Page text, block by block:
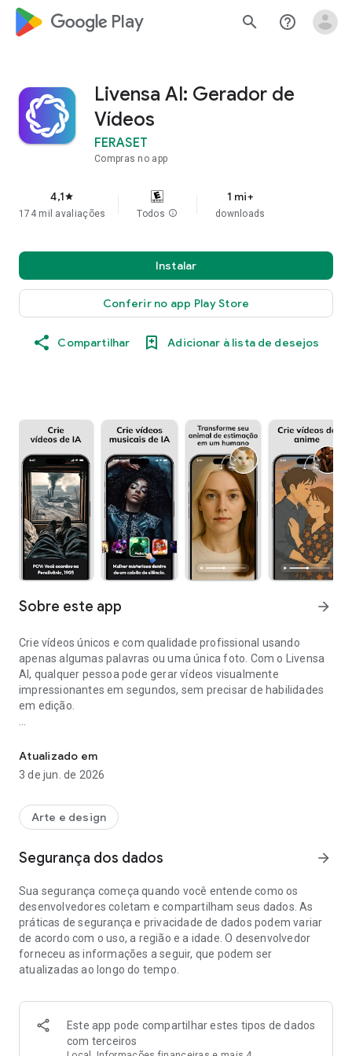
google_logo Play search help_outline
Livensa AI: Gerador de
Vídeos
FERASET
Compras no app
4,1star
174 mil avaliações Todos info
1 mi+
downloads
Instalar
Conferir no app Play Store
Compartilhar Adicionar à lista de desejos
Sobre este app arrow_forward
Crie vídeos únicos e com qualidade profissional usando
apenas algumas palavras ou uma única foto. Com o Livensa
AI, qualquer pessoa pode gerar vídeos visualmente
impressionantes em segundos, sem precisar de habilidades
em edição.
poderosa IA dará vida às suas ideias com narrativa
cinematográfica, animações vibrantes ou visuais hiper-
realistas.
O Livensa AI utiliza modelos de geração de vídeo com IA de
última geração, como o veo3 e outros, para garantir uma
Vídeos em estilo cartoon com IA: Transforme prompts em
cenas animadas no estilo anime
De pet para humano: Veja como seria seu pet como uma
pessoa
Criador de Mundo em Miniatura: Entre na tendência viral e
crie seu próprio mundo em miniatura
Texto em Vídeo: Digite algumas palavras e veja sua história
Atualizado em
3 de jun. de 2026
Arte e design
Segurança dos dados arrow_forward
Sua segurança começa quando você entende como os
desenvolvedores coletam e compartilham seus dados. As
práticas de segurança e privacidade de dados podem variar
de acordo com o uso, a região e a idade. O desenvolvedor
forneceu as informações a seguir, que podem ser
atualizadas ao longo do tempo.
Este app pode compartilhar estes tipos de dados
com terceiros